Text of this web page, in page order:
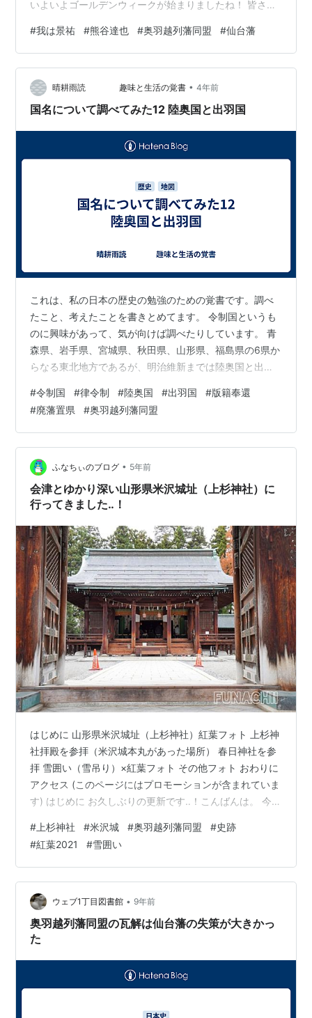
いよいよゴールデンウィークが始まりましたね！ 皆さん
定ですので、休み期間中に読む作品をリストアップし、
完全に引きこもって読書に勤しむ予定です(^ ^) 本日は時
代小説で、なかなか玄人向けの作品になりますが、良か
ったら覗いて行ってください☆ 「我は景祐」 熊谷達也
（著） 新潮社 あらすじ 東北の仙台藩に、桂小五…
#我は景祐 #熊谷達也 #奥羽越列藩同盟 #仙台藩
晴耕雨読 趣味と生活の覚書 • 4年前
国名について調べてみた12 陸奥国と出羽国
これは、私の日本の歴史の勉強のための覚書です。調べ
たこと、考えたことを書きとめてます。 令制国というも
のに興味があって、気が向けば調べたりしています。 青
森県、岩手県、宮城県、秋田県、山形県、福島県の6県か
らなる東北地方であるが、明治維新までは陸奥国と出羽
戊辰戦争に敗れた奥羽越列藩同盟諸国に対する処分とし
て、出羽国と陸奥国の分割が行われた。 出羽国が、羽前
国と羽後国の2国に、陸奥国は磐城国、岩代国、陸前国、
陸中国、陸奥国の5国になった。 陸奥国は、7世紀中頃に
常陸国から分離して成立した。 出羽国は、8世紀初めに
越後国と陸奥国から分離して…
#令制国 #律令制 #陸奥国 #出羽国 #版籍奉還
#廃藩置県 #奥羽越列藩同盟
ふなちぃのブログ • 5年前
会津とゆかり深い山形県米沢城址（上杉神社）に
行ってきました‥！
はじめに 山形県米沢城址（上杉神社）紅葉フォト 上杉神
社拝殿を参拝（米沢城本丸があった場所） 春日神社を参
拝 雪囲い（雪吊り）×紅葉フォト その他フォト おわりに
アクセス (このページにはプロモーションが含まれていま
す) はじめに お久しぶりの更新です‥！こんばんは。 今回
した。映画を観る時に米沢に行く人も多い位、会津から
近く歴史的にも馴染み深い土地なのですが、自分ははじ
めて訪れました。 なので、わくわく。お目当ての紅葉は
少し終わりかけでしたが、この時期ならではの雪囲いを
見ることができてほくほくです。詳しくは写真で‥！ 山
形県米沢城址（上杉神…
# 上杉神社 #米沢城 #奥羽越列藩同盟 #史跡
#紅葉2021 #雪囲い
ウェブ1丁目図書館 • 9年前
奥羽越列藩同盟の瓦解は仙台藩の失策が大きかっ
た